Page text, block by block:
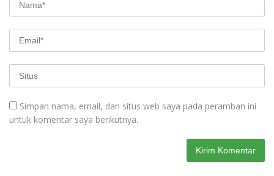
Simpan nama, email, dan situs web saya pada peramban ini
untuk komentar saya berikutnya.